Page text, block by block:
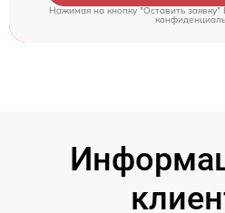
Нажимая на кнопку "Оставить